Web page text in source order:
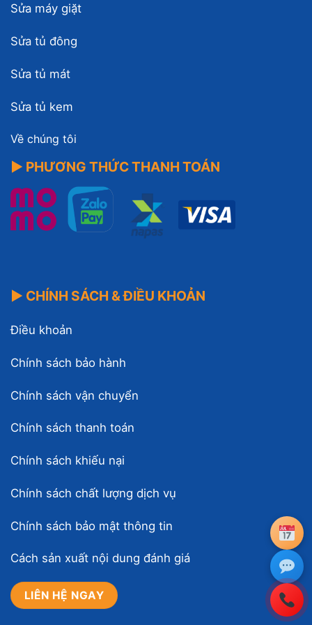
Sửa máy giặt
Sửa tủ đông
Sửa tủ mát
Sửa tủ kem
Về chúng tôi
▶ PHƯƠNG THỨC THANH TOÁN
▶ CHÍNH SÁCH & ĐIỀU KHOẢN
Điều khoản
Chính sách bảo hành
Chính sách vận chuyển
Chính sách thanh toán
Chính sách khiếu nại
Chính sách chất lượng dịch vụ
Chính sách bảo mật thông tin
Cách sản xuất nội dung đánh giá
LIÊN HỆ NGAY